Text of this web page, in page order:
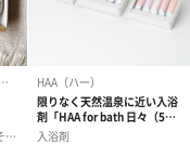
け可能日が通常より